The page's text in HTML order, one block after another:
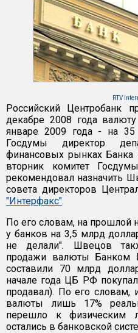
RTV
Российский Центробанк
декабре 2008 года
январе 2009 года - на
Госдумы директор
финансовых рынках
вторник комитет
рекомендовал назначить
совета директоров
"Интерфакс".
По его словам, на
у банков на 3,5 млрд
не делали". Швецов
продажи валюты Банком
составили 70 млрд
начале года ЦБ РФ
продавал). По его словам,
валюты лишь 17%
перешло к физическим
остались в банковской